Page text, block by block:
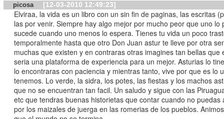
picosa [12-03-2010 12:49:23]
Elviraa, la vida es un libro con un sin fin de paginas, las escritas
las por venir. Siempre hay algo mejor por mucho peor que uno lo
sucede cuando uno menos lo espera. Tienes tu vida un poco
temporalmente hasta que otro Don Juan astur te lleve por otra
muchas que existen y en contraras otras imagines tan bellas que
seria una plataforma de experiencia para un mejor. Asturias lo
lo encontraras con paciencia y mientras tanto, vive por que es lo
tenemos. Lo verde, la sidra, los potes, las fiestas y los machos
que no se encuentran tan facil. Un saludo y sigue con las
etc que tendras buenas historietas que contar cuando no puedas
por los maizales de juerga en las romerias de los pueblos.